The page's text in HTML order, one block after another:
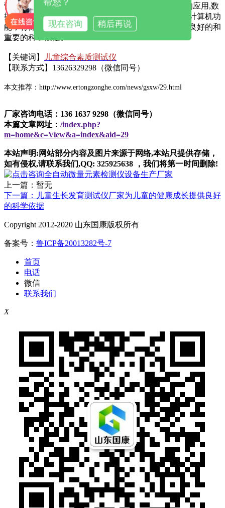
营养和儿童智力开发指导,和其他功能,信息采集系统的应用,数
据分析和结果评价、结果、信息查询模块，可以利用计算机功
能，将保存的信息打印出来，为儿童的健康成长提供良好的和
重要的科学依据。
【关键词】
儿童综合素质测试仪
【联系方式】13626329298（微信同号）
本文推荐：http://www.ertongzonghe.com/news/gsxw/29.html
厂家咨询电话：136 1637 9298（微信同号）
本篇文章网址： /index.php?
m=home&c=View&a=index&aid=29
本站声明:网站部分内容及图片来源于网络,本站只提供存储，
如有侵权,请联系我们,QQ: 325925638 ，我们将第一时间删除!
上一篇：暂无
下一篇：儿童生长发育测试仪厂家为儿童的健康成长提供良好
的科学依据
Copyright 2012-2020 山东国康版权所有
备案号： 鲁ICP备20013282号-7
首页
电话
微信
联系我们
X
帮您？
现在咨询 稍后再说